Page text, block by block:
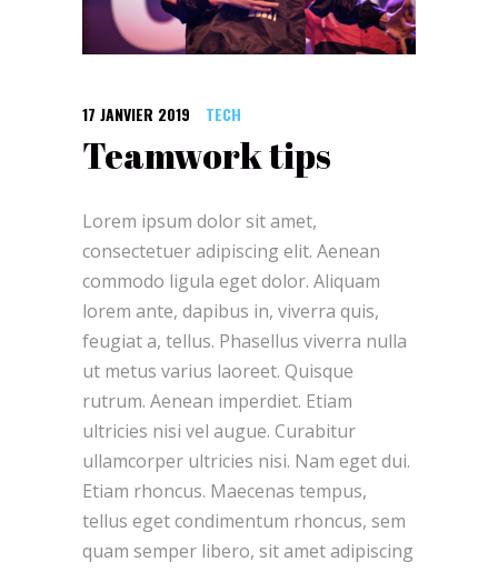
17 JANVIER 2019 TECH
Teamwork tips
Lorem ipsum dolor sit amet,
consectetuer adipiscing elit. Aenean
commodo ligula eget dolor. Aliquam
lorem ante, dapibus in, viverra quis,
feugiat a, tellus. Phasellus viverra nulla
ut metus varius laoreet. Quisque
rutrum. Aenean imperdiet. Etiam
ultricies nisi vel augue. Curabitur
ullamcorper ultricies nisi. Nam eget dui.
Etiam rhoncus. Maecenas tempus,
tellus eget condimentum rhoncus, sem
quam semper libero, sit amet adipiscing